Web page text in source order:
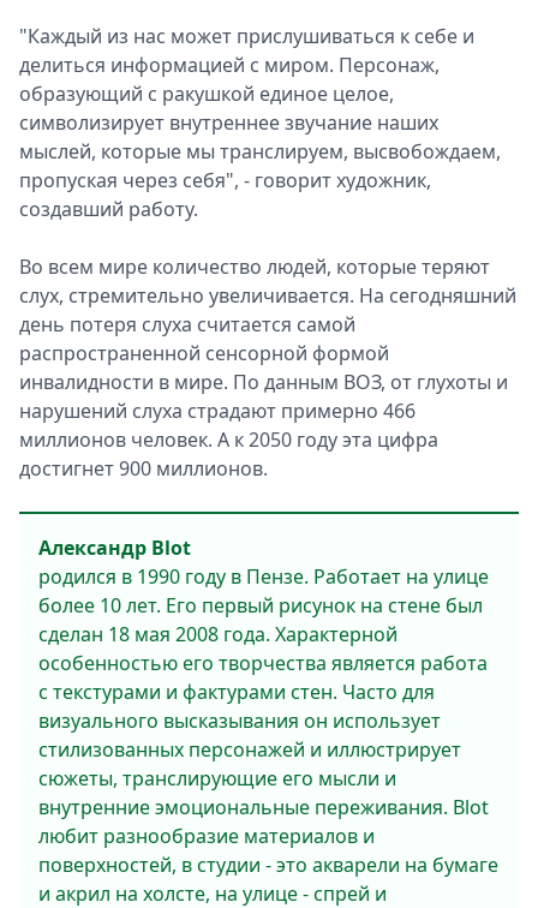
"Каждый из нас может прислушиваться к себе и
делиться информацией с миром. Персонаж,
образующий с ракушкой единое целое,
символизирует внутреннее звучание наших
мыслей, которые мы транслируем, высвобождаем,
пропуская через себя", - говорит художник,
создавший работу.
Во всем мире количество людей, которые теряют
слух, стремительно увеличивается. На сегодняшний
день потеря слуха считается самой
распространенной сенсорной формой
инвалидности в мире. По данным ВОЗ, от глухоты и
нарушений слуха страдают примерно 466
миллионов человек. А к 2050 году эта цифра
достигнет 900 миллионов.
Александр Blot
родился в 1990 году в Пензе. Работает на улице
более 10 лет. Его первый рисунок на стене был
сделан 18 мая 2008 года. Характерной
особенностью его творчества является работа
с текстурами и фактурами стен. Часто для
визуального высказывания он использует
стилизованных персонажей и иллюстрирует
сюжеты, транслирующие его мысли и
внутренние эмоциональные переживания. Blot
любит разнообразие материалов и
поверхностей, в студии - это акварели на бумаге
и акрил на холсте, на улице - спрей и